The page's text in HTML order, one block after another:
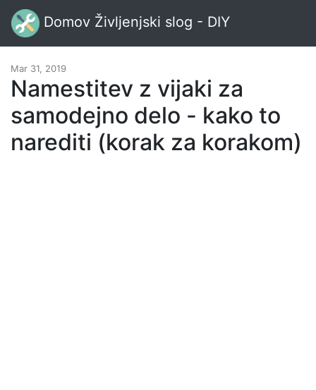
Domov Življenjski slog - DIY
Mar 31, 2019
Namestitev z vijaki za
samodejno delo - kako to
narediti (korak za korakom)